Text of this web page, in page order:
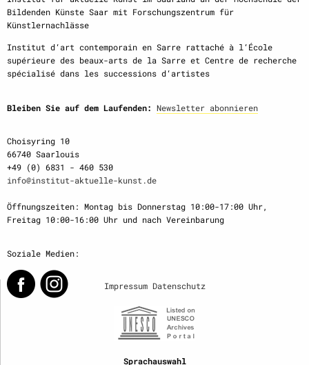
Bildenden Künste Saar mit Forschungszentrum für
Künstlernachlässe
Institut d‘art contemporain en Sarre rattaché à l‘École
supérieure des beaux-arts de la Sarre et Centre de recherche
spécialisé dans les successions d‘artistes
Bleiben Sie auf dem Laufenden: Newsletter abonnieren
Choisyring 10
66740 Saarlouis
+49 (0) 6831 - 460 530
info@institut-aktuelle-kunst.de
Öffnungszeiten: Montag bis Donnerstag 10:00-17:00 Uhr,
Freitag 10:00-16:00 Uhr und nach Vereinbarung
Soziale Medien:
Impressum Datenschutz
Sprachauswahl